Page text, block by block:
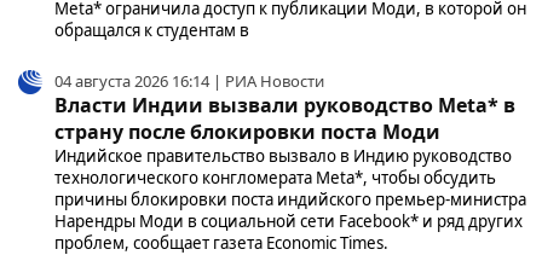
Meta* ограничила доступ к публикации Моди, в которой он
обращался к студентам в
04 августа 2026 16:14 | РИА Новости
Власти Индии вызвали руководство Meta* в
страну после блокировки поста Моди
Индийское правительство вызвало в Индию руководство
технологического конгломерата Meta*, чтобы обсудить
причины блокировки поста индийского премьер-министра
Нарендры Моди в социальной сети Facebook* и ряд других
проблем, сообщает газета Economic Times.